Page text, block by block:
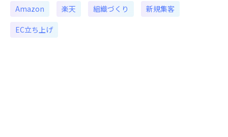
Amazon 楽天 組織づくり 新規集客
EC立ち上げ